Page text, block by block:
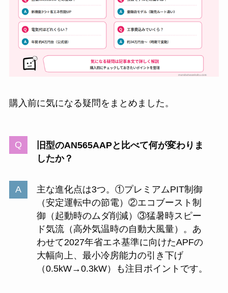
購入前に気になる疑問をまとめました。
旧型のAN565AAPと比べて何が変わりま
したか？
主な進化点は3つ。①プレミアムPIT制御
（安定運転中の節電）②エコブースト制
御（起動時のムダ削減）③猛暑時スピー
ド気流（高外気温時の自動大風量）。あ
わせて2027年省エネ基準に向けたAPFの
大幅向上、最小冷房能力の引き下げ
（0.5kW→0.3kW）も注目ポイントです。